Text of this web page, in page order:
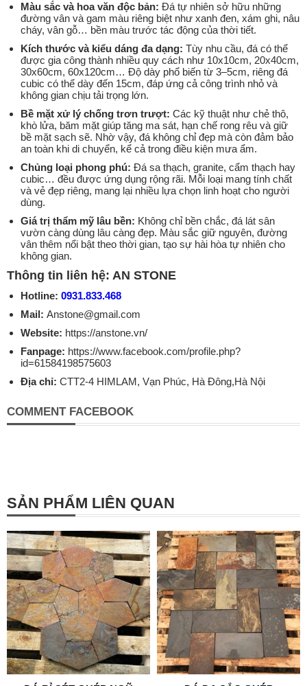
Màu sắc và hoa văn độc bản: Đá tự nhiên sở hữu những
đường vân và gam màu riêng biệt như xanh đen, xám ghi, nâu
cháy, vân gỗ… bền màu trước tác động của thời tiết.
Kích thước và kiểu dáng đa dạng: Tùy nhu cầu, đá có thể
được gia công thành nhiều quy cách như 10x10cm, 20x40cm,
30x60cm, 60x120cm… Độ dày phổ biến từ 3–5cm, riêng đá
cubic có thể dày đến 15cm, đáp ứng cả công trình nhỏ và
không gian chịu tải trọng lớn.
Bề mặt xử lý chống trơn trượt: Các kỹ thuật như chẻ thô,
khò lửa, băm mặt giúp tăng ma sát, hạn chế rong rêu và giữ
bề mặt sạch sẽ. Nhờ vậy, đá không chỉ đẹp mà còn đảm bảo
an toàn khi di chuyển, kể cả trong điều kiện mưa ẩm.
Chủng loại phong phú: Đá sa thạch, granite, cẩm thạch hay
cubic… đều được ứng dụng rộng rãi. Mỗi loại mang tính chất
và vẻ đẹp riêng, mang lại nhiều lựa chọn linh hoạt cho người
dùng.
Giá trị thẩm mỹ lâu bền: Không chỉ bền chắc, đá lát sân
vườn càng dùng lâu càng đẹp. Màu sắc giữ nguyên, đường
vân thêm nổi bật theo thời gian, tạo sự hài hòa tự nhiên cho
không gian.
Thông tin liên hệ: AN STONE
Hotline: 0931.833.468
Mail: Anstone@gmail.com
Website: https://anstone.vn/
Fanpage: https://www.facebook.com/profile.php?
id=61584198575603
Địa chỉ: CTT2-4 HIMLAM, Vạn Phúc, Hà Đông,Hà Nội
COMMENT FACEBOOK
SẢN PHẨM LIÊN QUAN